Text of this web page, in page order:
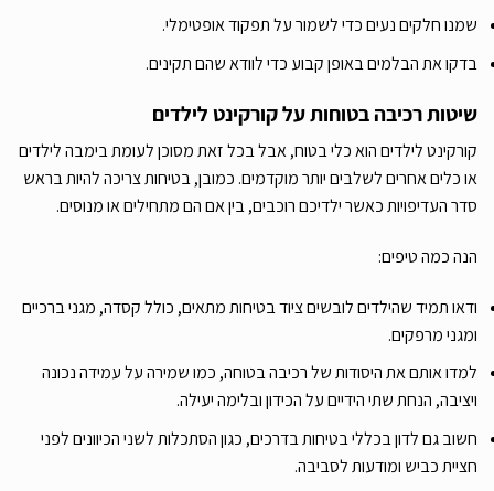
שמנו חלקים נעים כדי לשמור על תפקוד אופטימלי.
בדקו את הבלמים באופן קבוע כדי לוודא שהם תקינים.
שיטות רכיבה בטוחות על קורקינט לילדים
קורקינט לילדים הוא כלי בטוח, אבל בכל זאת מסוכן לעומת בימבה לילדים
או כלים אחרים לשלבים יותר מוקדמים. כמובן, בטיחות צריכה להיות בראש
סדר העדיפויות כאשר ילדיכם רוכבים, בין אם הם מתחילים או מנוסים.
הנה כמה טיפים:
ודאו תמיד שהילדים לובשים ציוד בטיחות מתאים, כולל קסדה, מגני ברכיים
ומגני מרפקים.
למדו אותם את היסודות של רכיבה בטוחה, כמו שמירה על עמידה נכונה
ויציבה, הנחת שתי הידיים על הכידון ובלימה יעילה.
חשוב גם לדון בכללי בטיחות בדרכים, כגון הסתכלות לשני הכיוונים לפני
חציית כביש ומודעות לסביבה.